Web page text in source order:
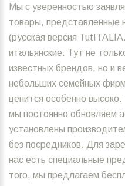
Мы с уверенностью
товары, представленные
(русская версия
итальянские. Тут не
известных брендов, но и
небольших семейных
ценится особенно
мы постоянно обновляем
установлены
без посредников. Для
нас есть специальные
того, мы предлагаем